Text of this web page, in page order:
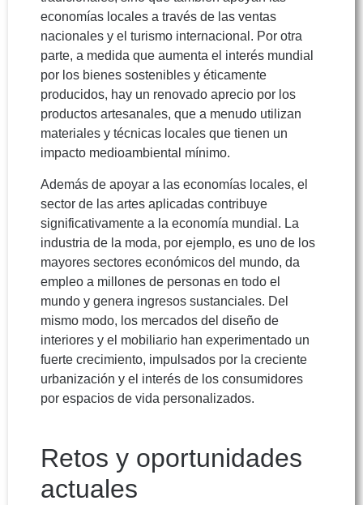
economías locales a través de las ventas
nacionales y el turismo internacional. Por otra
parte, a medida que aumenta el interés mundial
por los bienes sostenibles y éticamente
producidos, hay un renovado aprecio por los
productos artesanales, que a menudo utilizan
materiales y técnicas locales que tienen un
impacto medioambiental mínimo.
Además de apoyar a las economías locales, el
sector de las artes aplicadas contribuye
significativamente a la economía mundial. La
industria de la moda, por ejemplo, es uno de los
mayores sectores económicos del mundo, da
empleo a millones de personas en todo el
mundo y genera ingresos sustanciales. Del
mismo modo, los mercados del diseño de
interiores y el mobiliario han experimentado un
fuerte crecimiento, impulsados por la creciente
urbanización y el interés de los consumidores
por espacios de vida personalizados.
Retos y oportunidades
actuales